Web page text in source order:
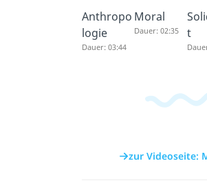
Anthropo
logie
Dauer: 03:44
Moral
Dauer: 02:35
t
zur Videoseite: